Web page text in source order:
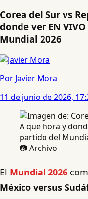
Corea del Sur vs
donde ver EN
Mundial 2026
Por Javier Mora
11 de junio de 2026,
📷 Archivo
El Mundial 2026
México versus